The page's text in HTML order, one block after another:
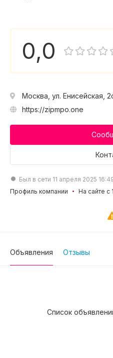
0,0
Москва, ул. Енисейская,
https://zipmpo.one
Был в сети 11 апреля 2025
Профиль компании
На сайте с
Объявления Отзывы
Список